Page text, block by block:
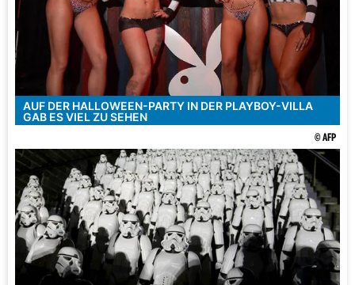
AUF DER HALLOWEEN-PARTY IN DER PLAYBOY-VILLA
GAB ES VIEL ZU SEHEN
© AFP